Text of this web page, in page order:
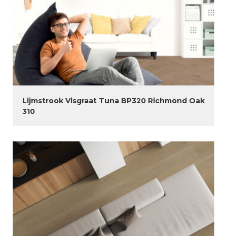
Lijmstrook Visgraat Tuna BP320 Richmond Oak
310